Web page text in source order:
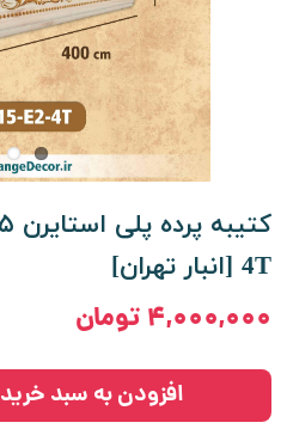
4T [انبار تهران]
۴,۰۰۰,۰۰۰ تومان
افزودن به سبد خرید